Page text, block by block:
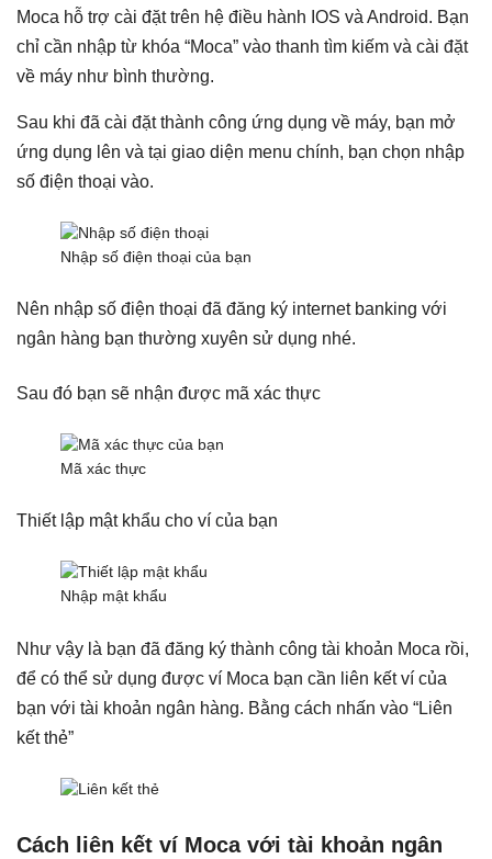
Moca hỗ trợ cài đặt trên hệ điều hành IOS và Android. Bạn
chỉ cần nhập từ khóa “Moca” vào thanh tìm kiếm và cài đặt
về máy như bình thường.
Sau khi đã cài đặt thành công ứng dụng về máy, bạn mở
ứng dụng lên và tại giao diện menu chính, bạn chọn nhập
số điện thoại vào.
Nhập số điện thoại của bạn
Nên nhập số điện thoại đã đăng ký internet banking với
ngân hàng bạn thường xuyên sử dụng nhé.
Sau đó bạn sẽ nhận được mã xác thực
Mã xác thực
Thiết lập mật khẩu cho ví của bạn
Nhập mật khẩu
Như vậy là bạn đã đăng ký thành công tài khoản Moca rồi,
để có thể sử dụng được ví Moca bạn cần liên kết ví của
bạn với tài khoản ngân hàng. Bằng cách nhấn vào “Liên
kết thẻ”
Cách liên kết ví Moca với tài khoản ngân